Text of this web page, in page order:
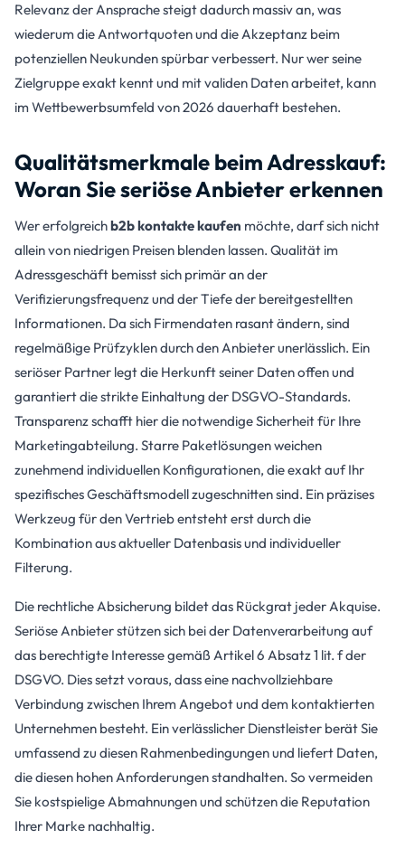
Relevanz der Ansprache steigt dadurch massiv an, was
wiederum die Antwortquoten und die Akzeptanz beim
potenziellen Neukunden spürbar verbessert. Nur wer seine
Zielgruppe exakt kennt und mit validen Daten arbeitet, kann
im Wettbewerbsumfeld von 2026 dauerhaft bestehen.
Qualitätsmerkmale beim Adresskauf:
Woran Sie seriöse Anbieter erkennen
Wer erfolgreichb2b kontakte kaufen möchte, darf sich nicht
allein von niedrigen Preisen blenden lassen. Qualität im
Adressgeschäft bemisst sich primär an der
Verifizierungsfrequenz und der Tiefe der bereitgestellten
Informationen. Da sich Firmendaten rasant ändern, sind
regelmäßige Prüfzyklen durch den Anbieter unerlässlich. Ein
seriöser Partner legt die Herkunft seiner Daten offen und
garantiert die strikte Einhaltung der DSGVO-Standards.
Transparenz schafft hier die notwendige Sicherheit für Ihre
Marketingabteilung. Starre Paketlösungen weichen
zunehmend individuellen Konfigurationen, die exakt auf Ihr
spezifisches Geschäftsmodell zugeschnitten sind. Ein präzises
Werkzeug für den Vertrieb entsteht erst durch die
Kombination aus aktueller Datenbasis und individueller
Filterung.
Die rechtliche Absicherung bildet das Rückgrat jeder Akquise.
Seriöse Anbieter stützen sich bei der Datenverarbeitung auf
das berechtigte Interesse gemäß Artikel 6 Absatz 1 lit. f der
DSGVO. Dies setzt voraus, dass eine nachvollziehbare
Verbindung zwischen Ihrem Angebot und dem kontaktierten
Unternehmen besteht. Ein verlässlicher Dienstleister berät Sie
umfassend zu diesen Rahmenbedingungen und liefert Daten,
die diesen hohen Anforderungen standhalten. So vermeiden
Sie kostspielige Abmahnungen und schützen die Reputation
Ihrer Marke nachhaltig.